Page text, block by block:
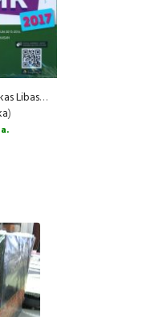
Cerdas Tangkas Libas UN SMK 2017
)